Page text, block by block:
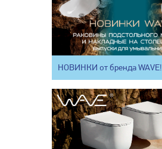
НОВИНКИ от бренда WAVE!